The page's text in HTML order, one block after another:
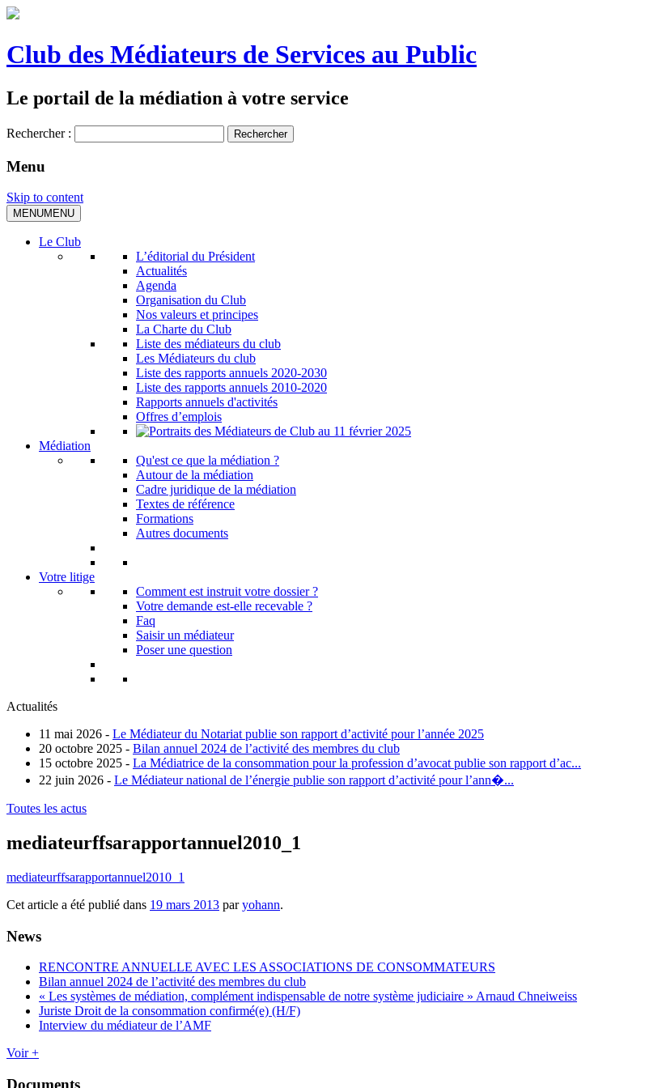
Club des Médiateurs de Services au Public
Le portail de la médiation à votre service
Rechercher :
Menu
Skip to content
MENUMENU
Le Club
L’éditorial du Président
Actualités
Agenda
Organisation du Club
Nos valeurs et principes
La Charte du Club
Liste des médiateurs du club
Les Médiateurs du club
Liste des rapports annuels 2020-2030
Liste des rapports annuels 2010-2020
Rapports annuels d'activités
Offres d’emplois
Médiation
Qu'est ce que la médiation ?
Autour de la médiation
Cadre juridique de la médiation
Textes de référence
Formations
Autres documents
Votre litige
Comment est instruit votre dossier ?
Votre demande est-elle recevable ?
Faq
Saisir un médiateur
Poser une question
Actualités
11 mai 2026 - Le Médiateur du Notariat publie son rapport d’activité pour l’année 2025
20 octobre 2025 - Bilan annuel 2024 de l’activité des membres du club
15 octobre 2025 - La Médiatrice de la consommation pour la profession d’avocat publie son rapport d’ac...
22 juin 2026 - Le Médiateur national de l’énergie publie son rapport d’activité pour l’ann�...
Toutes les actus
mediateurffsarapportannuel2010_1
mediateurffsarapportannuel2010_1
Cet article a été publié dans 19 mars 2013 paryohann.
News
RENCONTRE ANNUELLE AVEC LES ASSOCIATIONS DE CONSOMMATEURS
Bilan annuel 2024 de l’activité des membres du club
« Les systèmes de médiation, complément indispensable de notre système judiciaire » Arnaud Chneiweiss
Juriste Droit de la consommation confirmé(e) (H/F)
Interview du médiateur de l’AMF
Voir +
Documents